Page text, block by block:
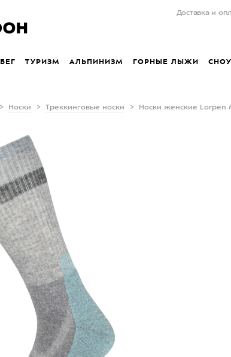
Доставка и
БЕГ ТУРИЗМ АЛЬПИНИЗМ ГОРНЫЕ ЛЫЖИ
Носки Треккинговые носки Носки женские Lorpen